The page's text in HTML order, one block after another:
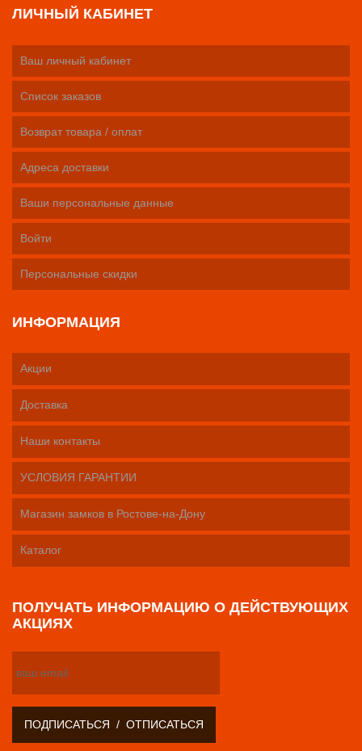
ЛИЧНЫЙ КАБИНЕТ
Ваш личный кабинет
Список заказов
Возврат товара / оплат
Адреса доставки
Ваши персональные данные
Войти
Персональные скидки
ИНФОРМАЦИЯ
Акции
Доставка
Наши контакты
УСЛОВИЯ ГАРАНТИИ
Магазин замков в Ростове-на-Дону
Каталог
ПОЛУЧАТЬ ИНФОРМАЦИЮ О ДЕЙСТВУЮЩИХ
АКЦИЯХ